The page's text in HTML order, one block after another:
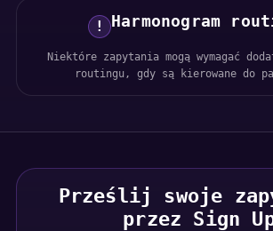
! Harmonogram
Niektóre zapytania mogą wymagać
routingu, gdy są kierowane do
Prześlij swoje
przez Sign